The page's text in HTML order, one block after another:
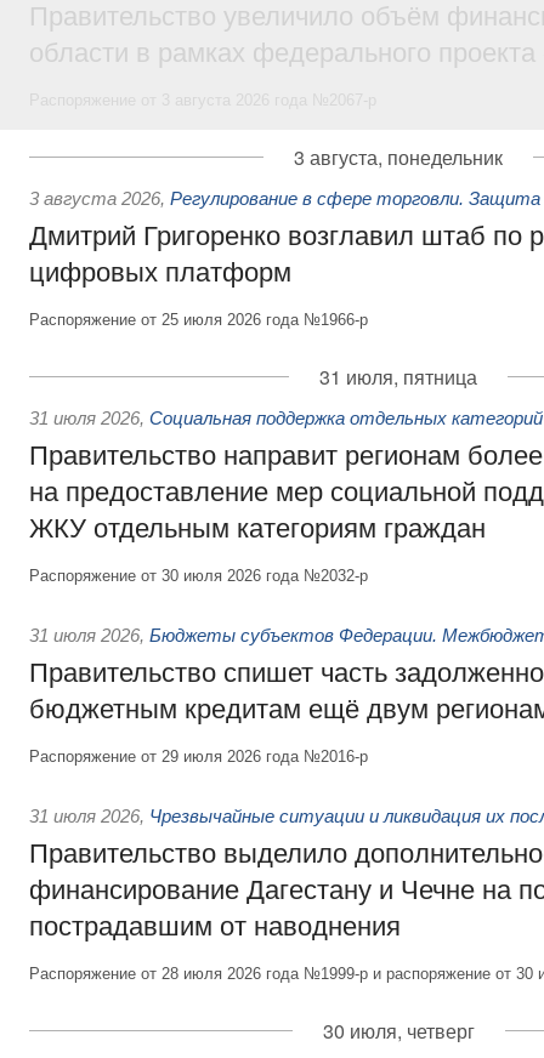
Правительство увеличило объём
области в рамках федерального
3 августа, понедельник
3 августа 2026, Регулирование в сфере торговли.
Дмитрий Григоренко возглавил штаб по
цифровых платформ
Распоряжение от 25 июля 2026 года №1966-р
31 июля, пятница
31 июля 2026, Социальная поддержка отдельных
Правительство направит регионам
на предоставление мер социальной
ЖКУ отдельным категориям граждан
Распоряжение от 30 июля 2026 года №2032-р
31 июля 2026, Бюджеты субъектов Федерации.
Правительство спишет часть
бюджетным кредитам ещё двум
Распоряжение от 29 июля 2026 года №2016-р
31 июля 2026, Чрезвычайные ситуации и ликвидация их
Правительство выделило
финансирование Дагестану и Чечне на
пострадавшим от наводнения
Распоряжение от 28 июля 2026 года №1999-р и распоряжение от
30 июля, четверг